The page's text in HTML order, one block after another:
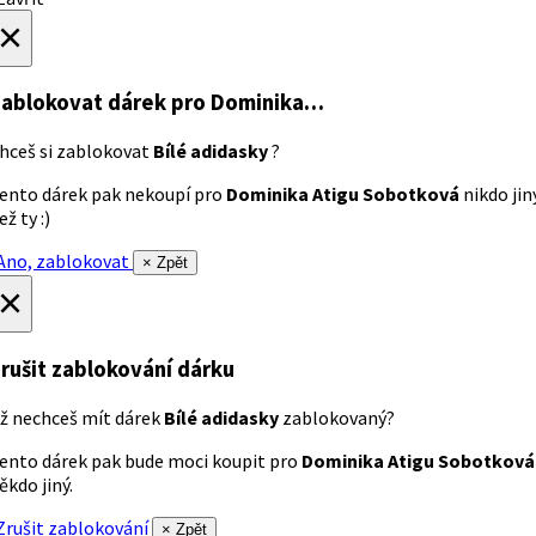
dárek pro Dominika…
si zablokovat Bílé adidasky?
dárek pak nekoupí pro Dominika Atigu Sobotková nikdo
ty :)
zablokovat
× Zpět
zablokování dárku
nechceš mít dárek Bílé adidasky zablokovaný?
dárek pak bude moci koupit pro Dominika Atigu Sobotková
jiný.
zablokování
× Zpět